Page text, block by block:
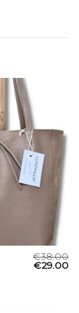
€38.00
€29.00